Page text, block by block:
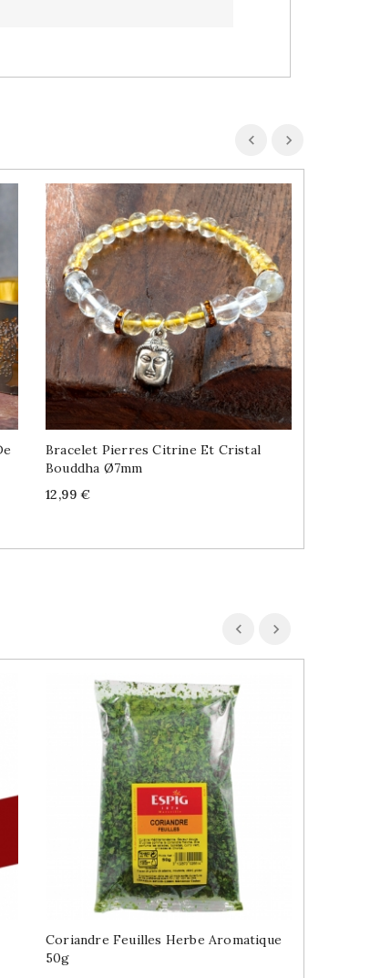
Bracelet Pierres Citrine Et Cristal
Bouddha Ø7mm
Price
12,99 €
Coriandre Feuilles Herbe Aromatique
50g